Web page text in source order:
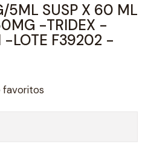
5ML SUSP X 60 ML
-TRIDEX -
LOTE F39202 -
favoritos